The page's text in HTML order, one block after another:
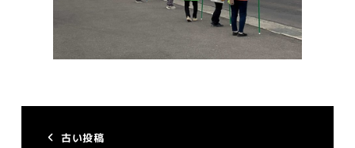
古い投稿